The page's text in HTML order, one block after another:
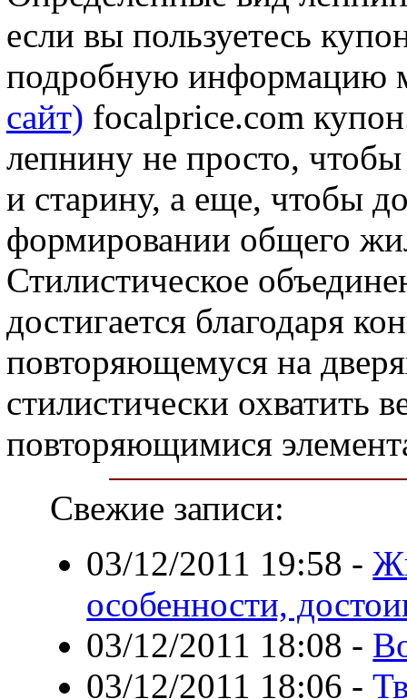
если вы пользуетесь
подробную информацию
сайт) focalprice.com
лепнину не просто,
и старину, а еще, чтобы
формировании общего
Стилистическое
достигается благодаря
повторяющемуся на
стилистически охватить
повторяющимися
Свежие записи:
03/12/2011 19:58 -
особенности,
03/12/2011 18:08 -
03/12/2011 18:06 -